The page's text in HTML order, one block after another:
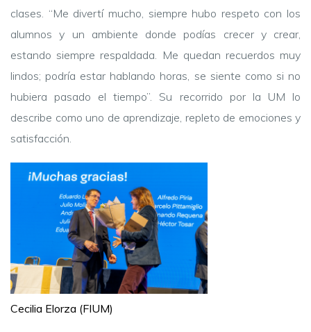
clases. “Me divertí mucho, siempre hubo respeto con los
alumnos y un ambiente donde podías crecer y crear,
estando siempre respaldada. Me quedan recuerdos muy
lindos; podría estar hablando horas, se siente como si no
hubiera pasado el tiempo”. Su recorrido por la UM lo
describe como uno de aprendizaje, repleto de emociones y
satisfacción.
Cecilia Elorza (FIUM)